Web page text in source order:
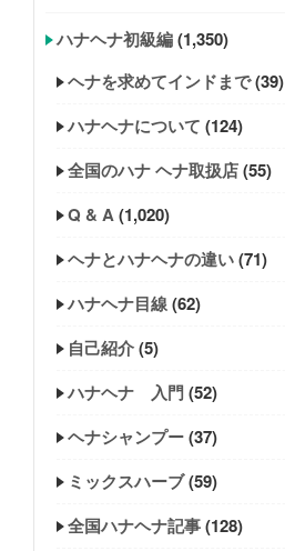
ハナヘナ初級編(1,350)
ヘナを求めてインドまで(39)
ハナヘナについて (124)
全国のハナ ヘナ取扱店(55)
Q & A(1,020)
ヘナとハナヘナの違い(71)
ハナヘナ目線(62)
自己紹介(5)
ハナヘナ 入門(52)
ヘナシャンプー(37)
ミックスハーブ(59)
全国ハナヘナ記事(128)